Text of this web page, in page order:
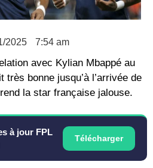
2025 7:54 am
avec Kylian Mbappé au
bonne jusqu’à l’arrivée de
la star française jalouse.
à jour FPL
Télécharger